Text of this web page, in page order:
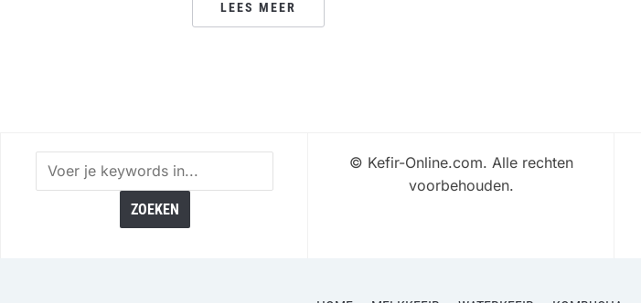
LEES MEER
© Kefir-Online.com. Alle rechten
voorbehouden.